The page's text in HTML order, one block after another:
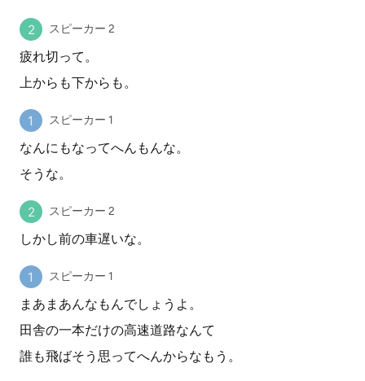
スピーカー 2
疲れ切って。
上からも下からも。
スピーカー 1
なんにもなってへんもんな。
そうな。
スピーカー 2
しかし前の車遅いな。
スピーカー 1
まあまあんなもんでしょうよ。
田舎の一本だけの高速道路なんて
誰も飛ばそう思ってへんからなもう。